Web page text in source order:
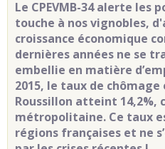
Le CPEVMB-34 alerte les
touche à nos vignobles,
croissance économique
dernières années ne se
embellie en matière
2015, le taux de chômage
Roussillon atteint 14,2%,
métropolitaine. Ce taux
régions françaises et ne